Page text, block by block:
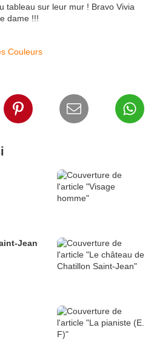
tableau sur leur mur ! Bravo Vivia
dame !!!
Couleurs
Jean